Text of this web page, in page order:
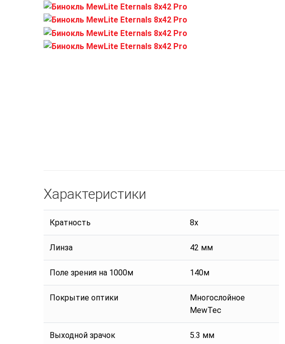
Характеристики
Кратность 8x
Линза 42 мм
Поле зрения на 1000м 140м
Покрытие оптики
Многослойное
MewTec
Выходной зрачок 5.3 мм